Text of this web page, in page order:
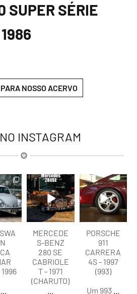
SUPER SÉRIE
NOSSO ACERVO
NO INSTAGRAM
6
lart.br
Ago 5
MERCEDE
S-BENZ
280 SE
CABRIOLE
T - 1971
(CHARUTO)
lart.br
Ago 5
PORSCHE
911
CARRERA
4S - 1997
(993)
Um 993